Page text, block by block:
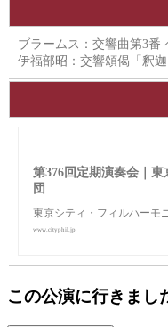
ブラームス：交響曲第3番
伊福部昭：交響頌偈「釈
第376回定期演奏会｜
団
東京シティ・フィルハーモ
www.cityphil.jp
この公演に行きまし